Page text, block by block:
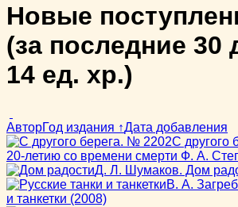
Новые
(за последние
14 ед. хр.)
АвторГод издания ↑Дата добавления
С другого
20-летию со времени смерти Ф. А.
Д. Л. Шумаков. Дом
В. А.
и танкетки (2008)